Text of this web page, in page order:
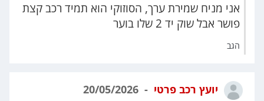
אני מניח שמירת ערך, הסוזוקי הוא תמיד רכב קצת
פושר אבל שוק יד 2 שלו בוער
הגב
יועץ רכב פרטי